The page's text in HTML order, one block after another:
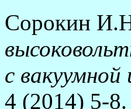
Сорокин
с вакуумной
4 (2014) 5-